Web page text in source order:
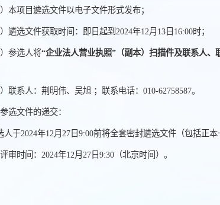
）本项目遴选文件以电子文件形式发布；
）遴选文件获取时间：即日起到2024年12月13日16:00时；
）参选人将“企业法人营业执照”（副本）扫描件及联系人
）联系人：荆明伟、吴旭 ；联系电话：010-62758587。
选文件的递交：
人于2024年12月27日9:00前将全套密封遴选文件（包括正
审时间：2024年12月27日9:30（北京时间）。